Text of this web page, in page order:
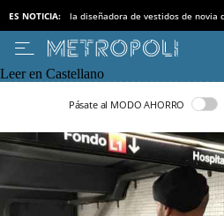
ES NOTICIA: la diseñadora de vestidos de novia
Leer en Castellano
Pásate al MODO AHORRO